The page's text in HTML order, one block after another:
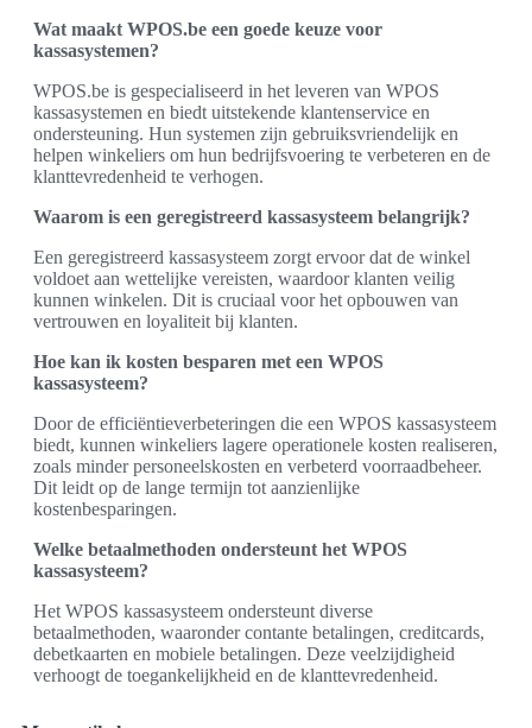
Wat maakt WPOS.be een goede keuze voor
kassasystemen?
WPOS.be is gespecialiseerd in het leveren van WPOS
kassasystemen en biedt uitstekende klantenservice en
ondersteuning. Hun systemen zijn gebruiksvriendelijk en
helpen winkeliers om hun bedrijfsvoering te verbeteren en de
klanttevredenheid te verhogen.
Waarom is een geregistreerd kassasysteem belangrijk?
Een geregistreerd kassasysteem zorgt ervoor dat de winkel
voldoet aan wettelijke vereisten, waardoor klanten veilig
kunnen winkelen. Dit is cruciaal voor het opbouwen van
vertrouwen en loyaliteit bij klanten.
Hoe kan ik kosten besparen met een WPOS
kassasysteem?
Door de efficiëntieverbeteringen die een WPOS kassasysteem
biedt, kunnen winkeliers lagere operationele kosten realiseren,
zoals minder personeelskosten en verbeterd voorraadbeheer.
Dit leidt op de lange termijn tot aanzienlijke
kostenbesparingen.
Welke betaalmethoden ondersteunt het WPOS
kassasysteem?
Het WPOS kassasysteem ondersteunt diverse
betaalmethoden, waaronder contante betalingen, creditcards,
debetkaarten en mobiele betalingen. Deze veelzijdigheid
verhoogt de toegankelijkheid en de klanttevredenheid.